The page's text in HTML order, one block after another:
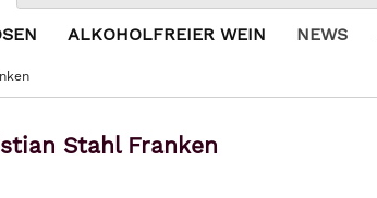
ALKOHOLFREIER WEIN NEWS
Stahl Franken